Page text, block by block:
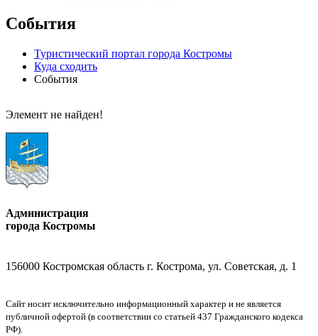
События
Туристический портал города Костромы
Куда сходить
События
Элемент не найден!
Администрация
города Костромы
156000 Костромская область г. Кострома, ул. Советская, д. 1
Сайт носит исключительно информационный характер и не является
публичной офертой (в соответствии со статьей 437 Гражданского кодекса
РФ).